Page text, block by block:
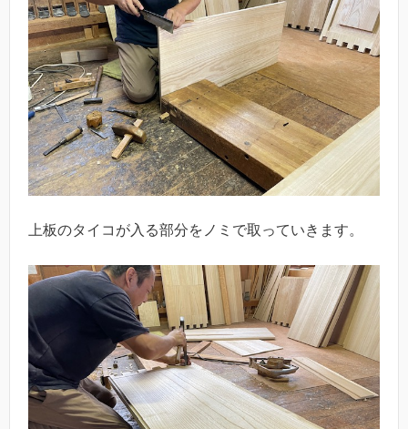
上板のタイコが入る部分をノミで取っていきます。